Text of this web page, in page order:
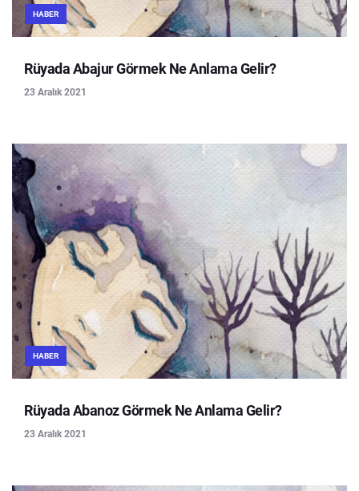
HABER
Rüyada Abajur Görmek Ne Anlama Gelir?
23 Aralık 2021
HABER
Rüyada Abanoz Görmek Ne Anlama Gelir?
23 Aralık 2021